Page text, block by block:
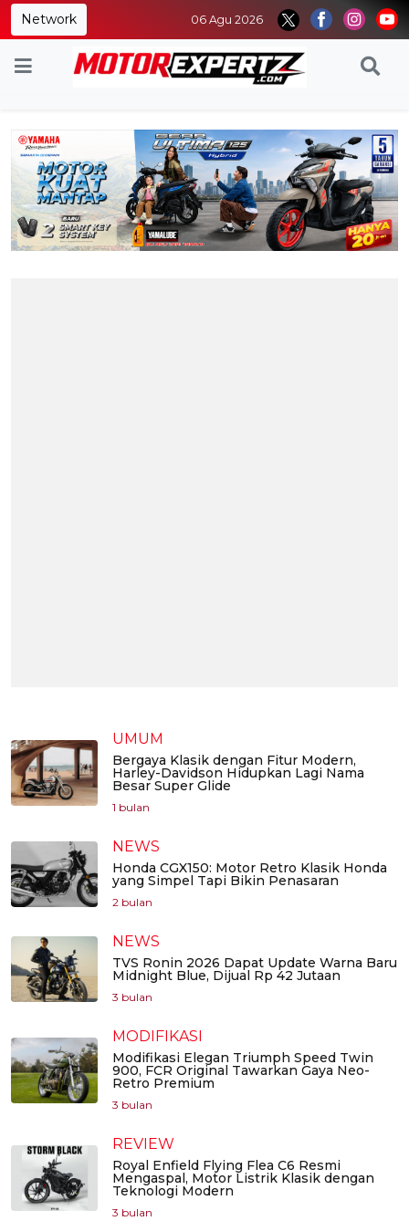
Network 06 Agu 2026
UMUM
Bergaya Klasik dengan Fitur Modern,
Harley-Davidson Hidupkan Lagi Nama
Besar Super Glide
1 bulan
NEWS
Honda CGX150: Motor Retro Klasik Honda
yang Simpel Tapi Bikin Penasaran
2 bulan
NEWS
TVS Ronin 2026 Dapat Update Warna Baru
Midnight Blue, Dijual Rp 42 Jutaan
3 bulan
MODIFIKASI
Modifikasi Elegan Triumph Speed Twin
900, FCR Original Tawarkan Gaya Neo-
Retro Premium
3 bulan
REVIEW
Royal Enfield Flying Flea C6 Resmi
Mengaspal, Motor Listrik Klasik dengan
Teknologi Modern
3 bulan